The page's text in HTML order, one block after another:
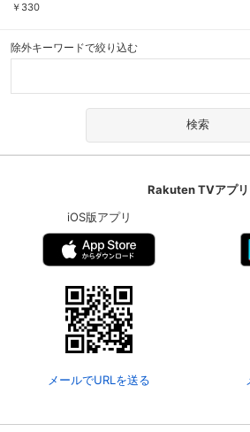
￥ 330
除外キーワードで絞り込む
Rakuten TVアプリ
iOS版アプリ
メールでURLを送る